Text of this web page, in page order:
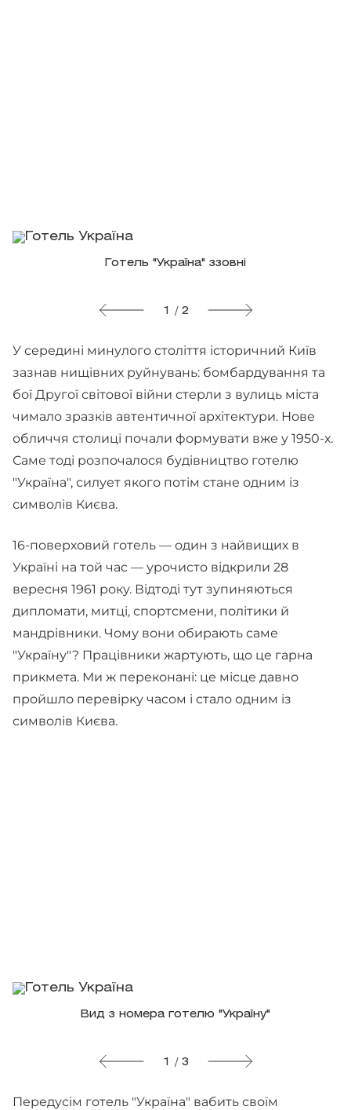
Готель "Україна" ззовні
1 / 2
У середині минулого століття історичний Київ
зазнав нищівних руйнувань: бомбардування та
бої Другої світової війни стерли з вулиць міста
чимало зразків автентичної архітектури. Нове
обличчя столиці почали формувати вже у 1950-х.
Саме тоді розпочалося будівництво готелю
"Україна", силует якого потім стане одним із
символів Києва.
16-поверховий готель — один з найвищих в
Україні на той час — урочисто відкрили 28
вересня 1961 року. Відтоді тут зупиняються
дипломати, митці, спортсмени, політики й
мандрівники. Чому вони обирають саме
"Україну"? Працівники жартують, що це гарна
прикмета. Ми ж переконані: це місце давно
пройшло перевірку часом і стало одним із
символів Києва.
Вид з номера готелю "Україну"
1 / 3
Передусім готель "Україна" вабить своїм